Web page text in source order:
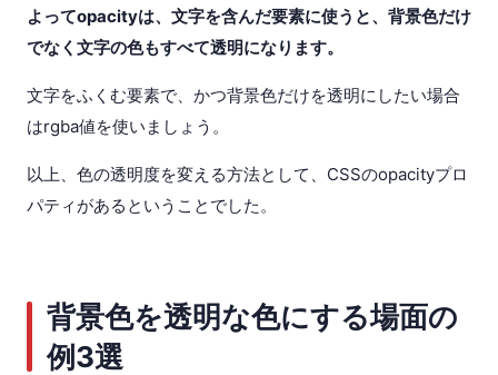
よってopacityは、文字を含んだ要素に使うと、背景色だけ
でなく文字の色もすべて透明になります。
文字をふくむ要素で、かつ背景色だけを透明にしたい場合
はrgba値を使いましょう。
以上、色の透明度を変える方法として、CSSのopacityプロ
パティがあるということでした。
背景色を透明な色にする場面の
例3選